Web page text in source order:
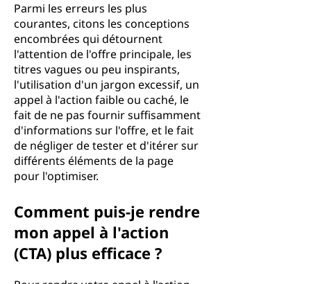
Parmi les erreurs les plus
courantes, citons les conceptions
encombrées qui détournent
l'attention de l'offre principale, les
titres vagues ou peu inspirants,
l'utilisation d'un jargon excessif, un
appel à l'action faible ou caché, le
fait de ne pas fournir suffisamment
d'informations sur l'offre, et le fait
de négliger de tester et d'itérer sur
différents éléments de la page
pour l'optimiser.
Comment puis-je rendre
mon appel à l'action
(CTA) plus efficace ?